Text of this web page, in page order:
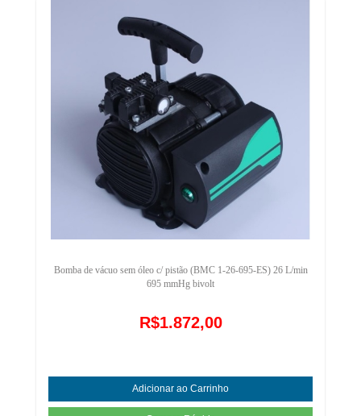
Bomba de vácuo sem óleo c/ pistão (BMC 1-26-695-ES) 26 L/min
695 mmHg bivolt
R$1.872,00